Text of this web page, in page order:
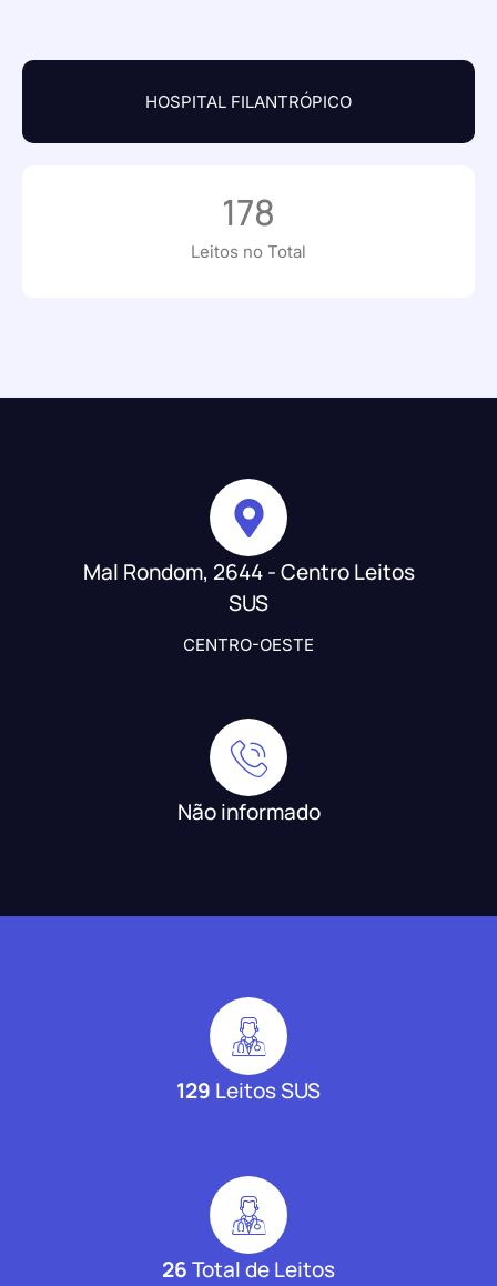
HOSPITAL FILANTRÓPICO
Leitos no Total
178
Mal Rondom, 2644 - Centro Leitos
SUS
CENTRO-OESTE
Não informado
129 Leitos SUS
26Total de Leitos